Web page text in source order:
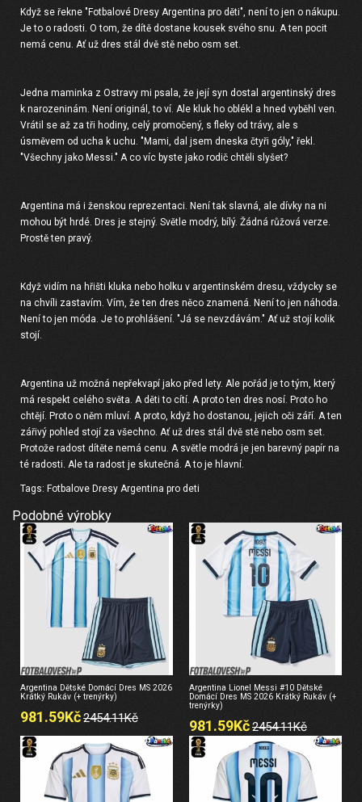
Když se řekne " Fotbalové Dresy Argentina pro děti", není to jen o nákupu.
Je to o radosti. O tom, že dítě dostane kousek svého snu. A ten pocit
nemá cenu. Ať už dres stál dvě stě nebo osm set.
Jedna maminka z Ostravy mi psala, že její syn dostal argentinský dres
k narozeninám. Není originál, to ví. Ale kluk ho oblékl a hned vyběhl ven.
Vrátil se až za tři hodiny, celý promočený, s fleky od trávy, ale s
úsměvem od ucha k uchu. "Mami, dal jsem dneska čtyři góly," řekl.
"Všechny jako Messi." A co víc byste jako rodič chtěli slyšet?
Argentina má i ženskou reprezentaci. Není tak slavná, ale dívky na ni
mohou být hrdé. Dres je stejný. Světle modrý, bílý. Žádná růžová verze.
Prostě ten pravý.
Když vidím na hřišti kluka nebo holku v argentinském dresu, vždycky se
na chvíli zastavím. Vím, že ten dres něco znamená. Není to jen náhoda.
Není to jen móda. Je to prohlášení. "Já se nevzdávám." Ať už stojí kolik
stojí.
Argentina už možná nepřekvapí jako před lety. Ale pořád je to tým, který
má respekt celého světa. A děti to cítí. A proto ten dres nosí. Proto ho
chtějí. Proto o něm mluví. A proto, když ho dostanou, jejich oči září. A ten
zářivý pohled stojí za všechno. Ať už dres stál dvě stě nebo osm set.
Protože radost dítěte nemá cenu. A světle modrá je jen barevný papír na
té radosti. Ale ta radost je skutečná. A to je hlavní.
Tags: Fotbalove Dresy Argentina pro deti
Podobné výrobky
Argentina Dětské Domácí Dres MS 2026
Krátký Rukáv (+ trenýrky)
981.59Kč2454.11Kč
Argentina Lionel Messi #10 Dětské
Domácí Dres MS 2026 Krátký Rukáv (+
trenýrky)
981.59Kč2454.11Kč